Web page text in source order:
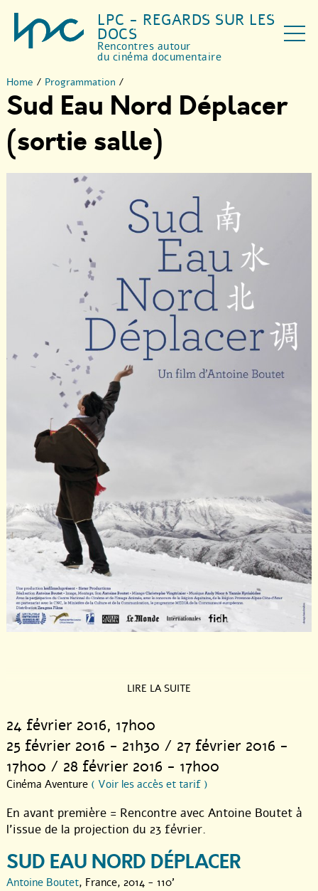
LPC - REGARDS SUR LES
DOCS
Rencontres autour
du cinéma documentaire
Home / Programmation /
Sud Eau Nord Déplacer
(sortie salle)
LIRE LA SUITE
24 février 2016, 17h00
25 février 2016 - 21h30 / 27 février 2016 -
17h00 / 28 février 2016 - 17h00
Cinéma Aventure ( Voir les accès et tarif )
En avant première = Rencontre avec Antoine Boutet à
l’issue de la projection du 23 février.
SUD EAU NORD DÉPLACER
Antoine Boutet, France, 2014 - 110'